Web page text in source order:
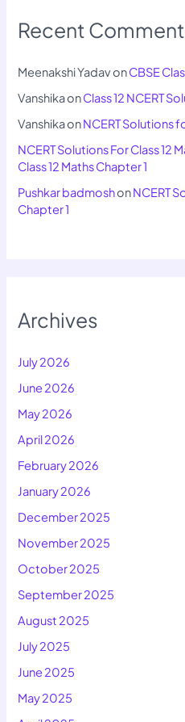
Recent
Meenakshi YadavonCBSE
VanshikaonClass 12 NCERT
VanshikaonNCERT Solutions
NCERT Solutions For Class 12
Class 12 Maths Chapter 1
Pushkar badmoshonNCERT
Chapter 1
Archives
July 2026
June 2026
May 2026
April 2026
February 2026
January 2026
December 2025
November 2025
October 2025
September 2025
August 2025
July 2025
June 2025
May 2025